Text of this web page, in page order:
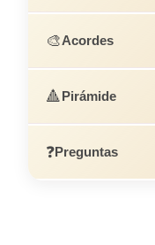
🎨Acordes
🔺Pirámide
❓Preguntas